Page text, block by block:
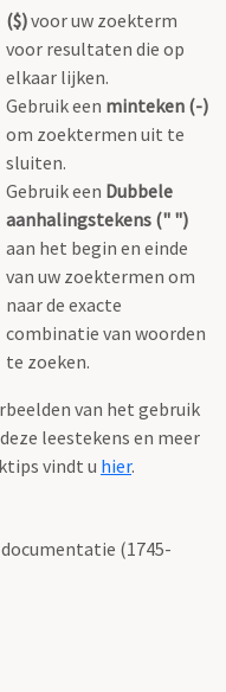
($)voor uw zoekterm
voor resultaten die op
elkaar lijken.
Gebruik een minteken (-)
om zoektermen uit te
sluiten.
Gebruik een Dubbele
aanhalingstekens (" ")
aan het begin en einde
van uw zoektermen om
naar de exacte
combinatie van woorden
te zoeken.
van het gebruik
leestekens en meer
vindt u hier.
(1745-